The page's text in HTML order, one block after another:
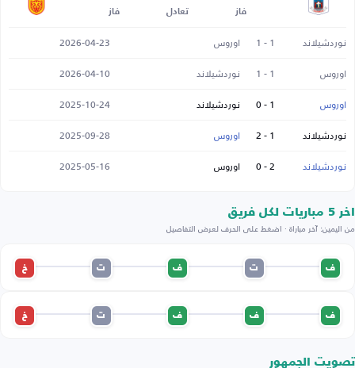
فاز
تعادل
فاز
نوردشيلاند 1 - 1 اوروس
2026-04-23
اوروس
1 - 1 نوردشيلاند
2026-04-10
اوروس
1 - 0 نوردشيلاند
2025-10-24
نوردشيلاند
1 - 2 اوروس
2025-09-28
نوردشيلاند
2 - 0 اوروس 2025-05-16
اخر 5 مباريات لكل فريق
من اليمين: آخر مباراة · اضغط على الحرف لعرض التفاصيل
ف ت ف ت خ
ف ف ف ت خ
تصويت الجمهور